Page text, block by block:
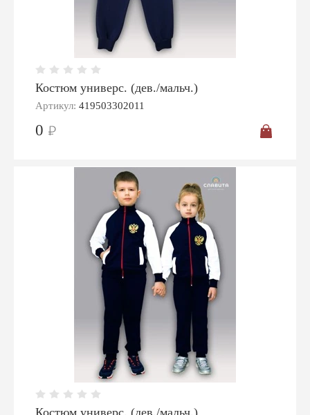
Костюм универс. (дев./мальч.)
Артикул: 419503302011
0
Костюм универс. (дев./мальч.)